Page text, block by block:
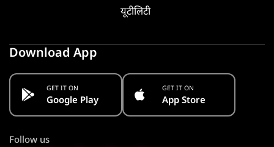
यूटीलिटी
Download App
GET IT ON
Google Play
GET IT ON
App Store
Follow us